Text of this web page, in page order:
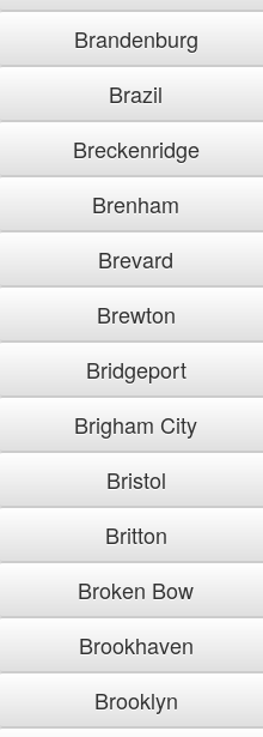
Brandenburg
Brazil
Breckenridge
Brenham
Brevard
Brewton
Bridgeport
Brigham City
Bristol
Britton
Broken Bow
Brookhaven
Brooklyn